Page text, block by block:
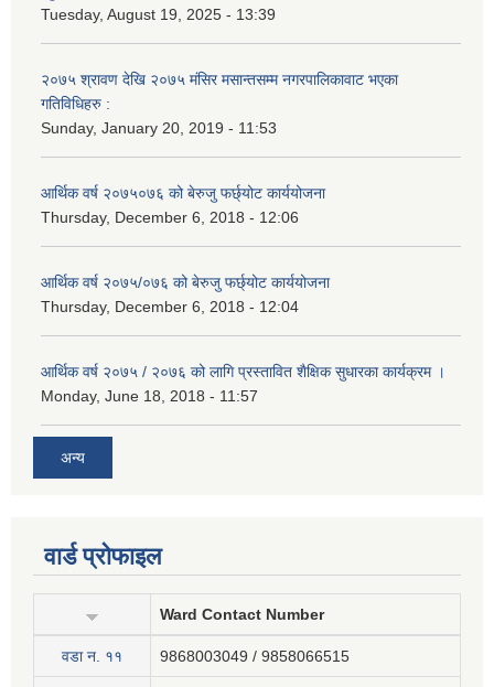
Tuesday, August 19, 2025 - 13:39
२०७५ श्रावण देखि २०७५ मंसिर मसान्तसम्म नगरपालिकावाट भएका
गतिविधिहरु :
Sunday, January 20, 2019 - 11:53
आर्थिक वर्ष २०७५०७६ को बेरुजु फर्छ्योट कार्ययोजना
Thursday, December 6, 2018 - 12:06
आर्थिक वर्ष २०७५/०७६ को बेरुजु फर्छ्योट कार्ययोजना
Thursday, December 6, 2018 - 12:04
आर्थिक वर्ष २०७५ / २०७६ को लागि प्रस्तावित शैक्षिक सुधारका कार्यक्रम ।
Monday, June 18, 2018 - 11:57
अन्य
वार्ड प्रोफाइल
Ward Contact Number
वडा न‍. ११ 9868003049 / 9858066515